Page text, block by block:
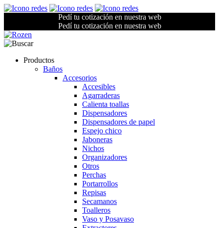
Pedí tu cotización en nuestra web
Pedí tu cotización en nuestra web
Productos
Baños
Accesorios
Accesibles
Agarraderas
Calienta toallas
Dispensadores
Dispensadores de papel
Espejo chico
Jaboneras
Nichos
Organizadores
Otros
Perchas
Portarrollos
Repisas
Secamanos
Toalleros
Vaso y Posavaso